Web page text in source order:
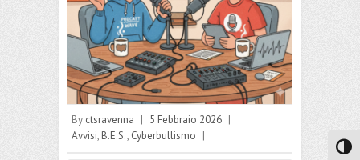
By ctsravenna | 5 Febbraio 2026 |
Avvisi, B.E.S., Cyberbullismo |